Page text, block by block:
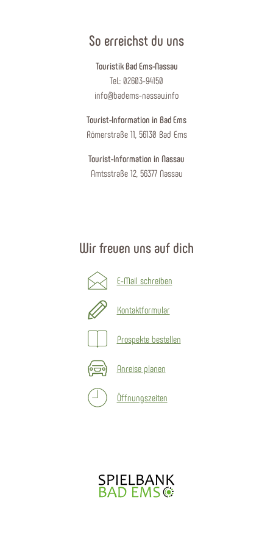
So erreichst du uns
Touristik Bad Ems-Nassau
Tel.: 02603-94150
info@badems-nassau.info
Tourist-Information in Bad Ems
Römerstraße 11, 56130 Bad Ems
Tourist-Information in Nassau
Amtsstraße 12, 56377 Nassau
Wir freuen uns auf dich
E-Mail schreiben
Kontaktformular
Prospekte bestellen
Anreise planen
Öffnungszeiten